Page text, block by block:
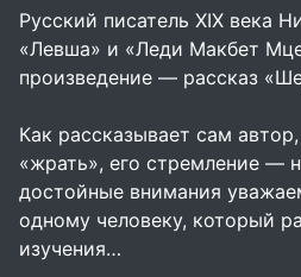
Русский писатель XIX века
«Левша» и «Леди Макбет
произведение — рассказ
Как рассказывает сам
«жрать», его стремление —
достойные внимания
одному человеку, который
изучения…